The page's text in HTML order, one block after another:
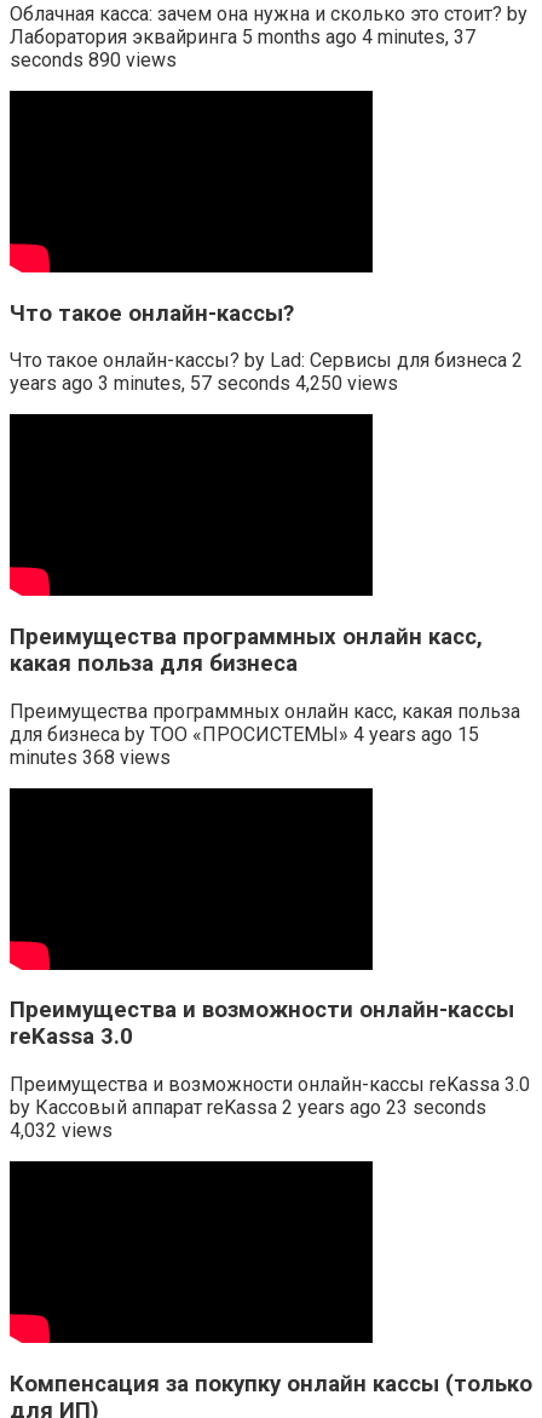
Облачная касса: зачем она нужна и сколько это стоит? by
Лаборатория эквайринга 5 months ago 4 minutes, 37
seconds 890 views
Что такое онлайн-кассы?
Что такое онлайн-кассы? by Lad: Сервисы для бизнеса 2
years ago 3 minutes, 57 seconds 4,250 views
Преимущества программных онлайн касс,
какая польза для бизнеса
Преимущества программных онлайн касс, какая польза
для бизнеса by ТОО «ПРОСИСТЕМЫ» 4 years ago 15
minutes 368 views
Преимущества и возможности онлайн-кассы
reKassa 3.0
Преимущества и возможности онлайн-кассы reKassa 3.0
by Кассовый аппарат reKassa 2 years ago 23 seconds
4,032 views
Компенсация за покупку онлайн кассы (только
для ИП)